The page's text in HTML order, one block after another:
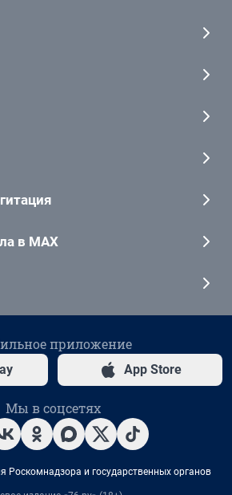
в MAX
приложение
App Store
Мы в соцсетях
Роскомнадзора и государственных органов